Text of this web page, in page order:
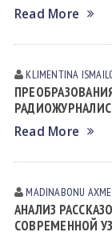
Read More
KLIMENTINA
Read More
MADINABONU
АНАЛИЗ
СОВРЕМЕННОЙ